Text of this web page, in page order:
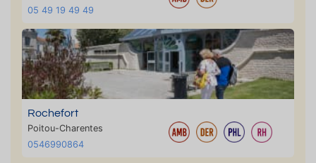
05 49 19 49 49
Rochefort
Poitou-Charentes
0546990864